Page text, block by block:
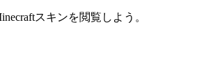
スキンを閲覧しよう。